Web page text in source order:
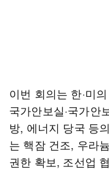
이번 회의는 한·미
국가안보실·국가안
방, 에너지 당국 등
는 핵잠 건조, 우라
권한 확보, 조선업